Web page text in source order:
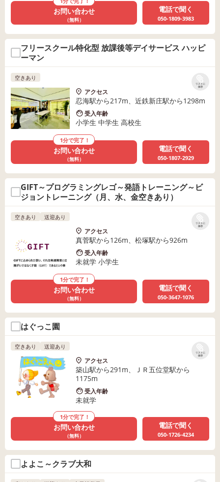
お問い合わせ
（無料）
電話で聞く
050-1809-3983
フリースクール特化型 放課後等デイサービス ハッピ
ーマン
リストに
保存
空きあり
アクセス
忍海駅から217m、近鉄新庄駅から1298m
受入年齢
小学生 中学生 高校生
1分で完了！
お問い合わせ
（無料）
電話で聞く
050-1807-2929
GIFT～プログラミングレゴ～発語トレーニング～ビ
ジョントレーニング（月、水、金空きあり）
リストに
保存
空きあり 送迎あり
アクセス
真菅駅から126m、松塚駅から926m
受入年齢
未就学 小学生
1分で完了！
お問い合わせ
（無料）
電話で聞く
050-3647-1076
はぐっこ園
リストに
保存
空きあり 送迎あり
アクセス
築山駅から291m、ＪＲ五位堂駅から
1175m
受入年齢
未就学
1分で完了！
お問い合わせ
（無料）
電話で聞く
050-1726-4234
よよこ～クラブ大和